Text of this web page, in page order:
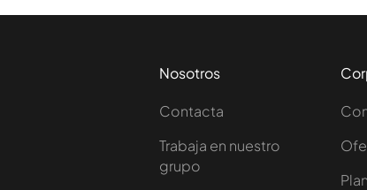
Nosotros
Contacta
Trabaja en nuestro
grupo